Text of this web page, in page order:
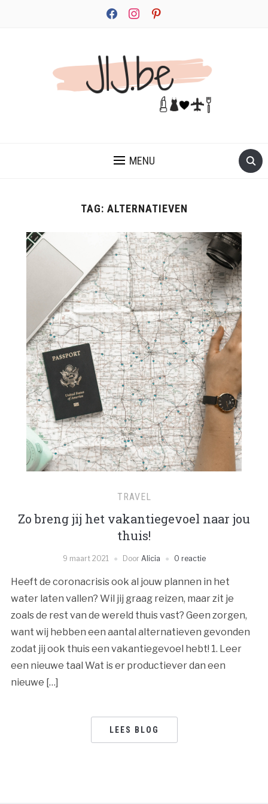
facebookinstagrampinterest
MENU
TAG: ALTERNATIEVEN
TRAVEL
Zo breng jij het vakantiegevoel naar jou
thuis!
9 maart 2021 Door Alicia 0 reactie
Heeft de coronacrisis ook al jouw plannen in het
water laten vallen? Wil jij graag reizen, maar zit je
zoals de rest van de wereld thuis vast? Geen zorgen,
want wij hebben een aantal alternatieven gevonden
zodat jij ook thuis een vakantiegevoel hebt! 1. Leer
een nieuwe taal Wat is er productiever dan een
nieuwe […]
LEES BLOG